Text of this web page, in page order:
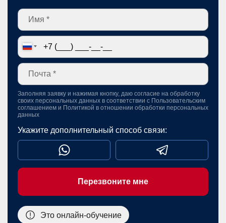
Заполняя заявку и нажимая кнопку, даю согласие на обработку
своих персональных данных в соответствии с Пользовательским
соглашением и Политикой в отношении обработки персональных
данных
Укажите дополнительный способ связи:
Перезвоните мне
Это онлайн-обучение